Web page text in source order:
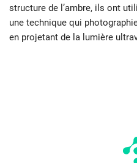
structure de l’ambre, ils ont
une technique qui
en projetant de la lumière